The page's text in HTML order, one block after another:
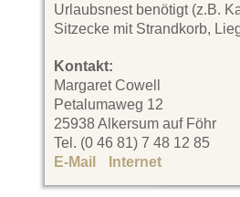
Urlaubsnest benötigt (z.B.
Sitzecke mit Strandkorb,
Kontakt:
Margaret Cowell
Petalumaweg 12
25938 Alkersum auf Föhr
Tel. (0 46 81) 7 48 12 85
E-Mail
Internet